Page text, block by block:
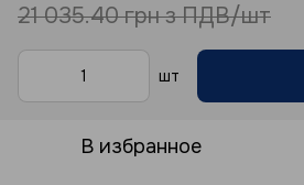
21 035.40 грн з ПДВ/шт
шт
В избранное